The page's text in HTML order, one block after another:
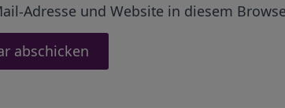
Adresse und Website in diesem